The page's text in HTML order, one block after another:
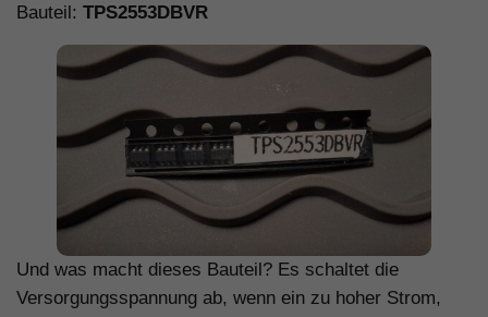
Bauteil: TPS2553DBVR
Und was macht dieses Bauteil? Es schaltet die
Versorgungsspannung ab, wenn ein zu hoher Strom,